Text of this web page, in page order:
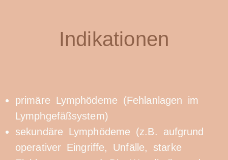
Indikationen
primäre Lymphödeme (Fehlanlagen im
Lymphgefäßsystem)
sekundäre Lymphödeme (z.B. aufgrund
operativer Eingriffe, Unfälle, starke